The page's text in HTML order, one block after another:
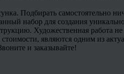
Подбирать самостоятельно
набор для создания
Художественная работа
являются одним из
и заказывайте!